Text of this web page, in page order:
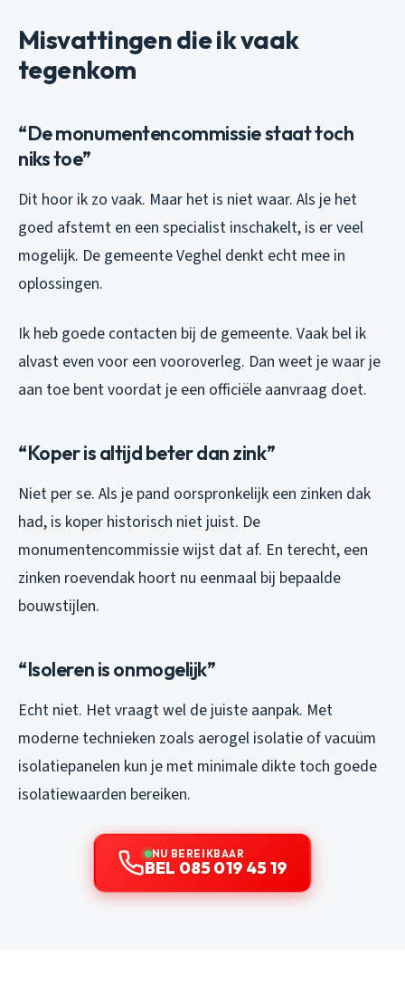
Misvattingen die ik vaak
tegenkom
“De monumentencommissie staat toch
niks toe”
Dit hoor ik zo vaak. Maar het is niet waar. Als je het
goed afstemt en een specialist inschakelt, is er veel
mogelijk. De gemeente Veghel denkt echt mee in
oplossingen.
Ik heb goede contacten bij de gemeente. Vaak bel ik
alvast even voor een vooroverleg. Dan weet je waar je
aan toe bent voordat je een officiële aanvraag doet.
“Koper is altijd beter dan zink”
Niet per se. Als je pand oorspronkelijk een zinken dak
had, is koper historisch niet juist. De
monumentencommissie wijst dat af. En terecht, een
zinken roevendak hoort nu eenmaal bij bepaalde
bouwstijlen.
“Isoleren is onmogelijk”
Echt niet. Het vraagt wel de juiste aanpak. Met
moderne technieken zoals aerogel isolatie of vacuüm
isolatiepanelen kun je met minimale dikte toch goede
isolatiewaarden bereiken.
NU BEREIKBAAR
BEL 085 019 45 19